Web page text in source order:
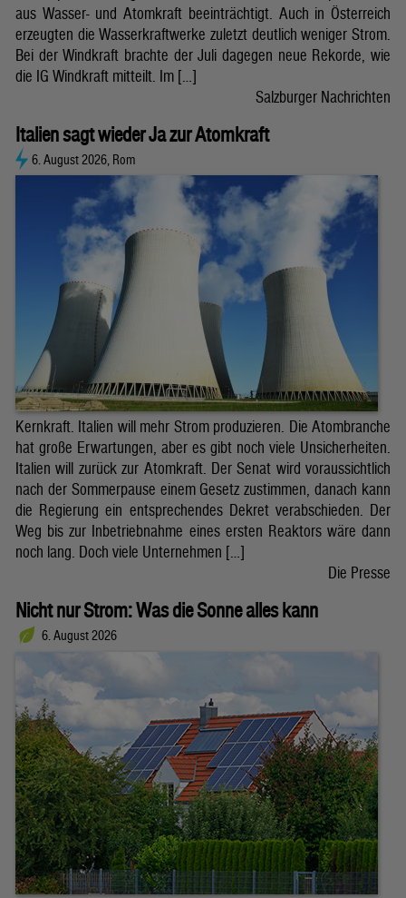
aus Wasser- und Atomkraft beeinträchtigt. Auch in Österreich
erzeugten die Wasserkraftwerke zuletzt deutlich weniger Strom.
Bei der Windkraft brachte der Juli dagegen neue Rekorde, wie
die IG Windkraft mitteilt. Im […]
Salzburger Nachrichten
Italien sagt wieder Ja zur Atomkraft
6. August 2026, Rom
Kernkraft. Italien will mehr Strom produzieren. Die Atombranche
hat große Erwartungen, aber es gibt noch viele Unsicherheiten.
Italien will zurück zur Atomkraft. Der Senat wird voraussichtlich
nach der Sommerpause einem Gesetz zustimmen, danach kann
die Regierung ein entsprechendes Dekret verabschieden. Der
Weg bis zur Inbetriebnahme eines ersten Reaktors wäre dann
noch lang. Doch viele Unternehmen […]
Die Presse
Nicht nur Strom: Was die Sonne alles kann
6. August 2026